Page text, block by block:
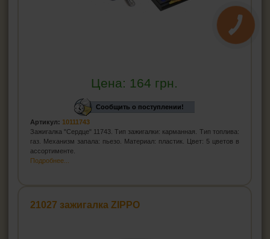
Цена: 164 грн.
Сообщить о поступлении!
Артикул: 10111743
Зажигалка "Сердце" 11743. Тип зажигалки: карманная. Тип топлива:
газ. Механизм запала: пьезо. Материал: пластик. Цвет: 5 цветов в
ассортименте.
Подробнее...
21027 зажигалка ZIPPO